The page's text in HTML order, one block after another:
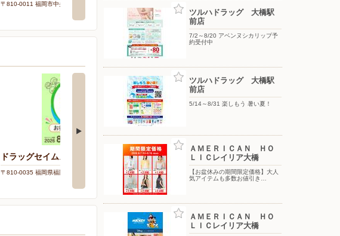
〒810-0011 福岡市中央区高砂２丁目7-1 〒810-0012 福岡市中央区白金1丁目21-15
ドラッグセイムス 福岡梅光園店
〒810-0035 福岡県福岡市中央区梅光園3-3-8
ツルハドラッグ 大橋駅
前店
7/2～8/20 アベンヌシカリップ予
約受付中
ツルハドラッグ 大橋駅
前店
5/14～8/31 楽しもう 暑い夏！
ＡＭＥＲＩＣＡＮ ＨＯ
ＬＩＣレイリア大橋
【お盆休みの期間限定価格】大人
気アイテムも多数お値引き…
ＡＭＥＲＩＣＡＮ ＨＯ
ＬＩＣレイリア大橋